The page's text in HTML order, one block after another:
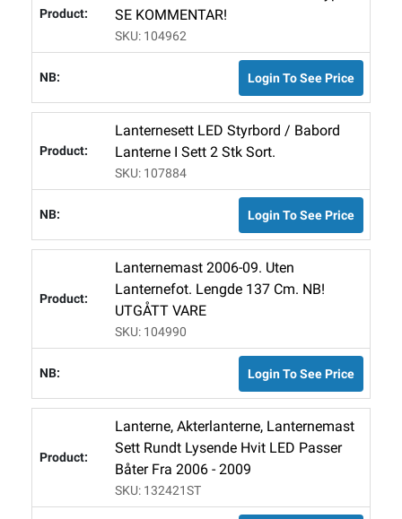
SE KOMMENTAR!
SKU: 104962
Login To See Price
Lanternesett LED Styrbord / Babord
Lanterne I Sett 2 Stk Sort.
SKU: 107884
Login To See Price
Lanternemast 2006-09. Uten
Lanternefot. Lengde 137 Cm. NB!
UTGÅTT VARE
SKU: 104990
Login To See Price
Lanterne, Akterlanterne, Lanternemast
Sett Rundt Lysende Hvit LED Passer
Båter Fra 2006 - 2009
SKU: 132421ST